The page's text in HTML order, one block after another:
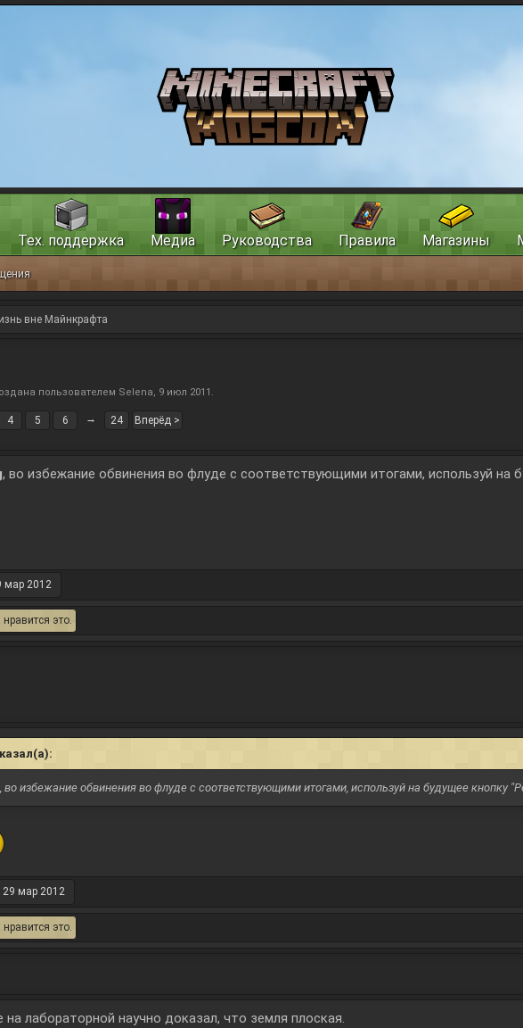
вне Майнкрафта
пользователем Selena, 9 июл 2011 .
4 5 6 → 24 Вперёд >
, во избежание обвинения во флуде с соответствующими итогами, используй на
мар 2012
нравится это.
, во избежание обвинения во флуде с соответствующими итогами, используй на будущее кнопку
29 мар 2012
нравится это.
на лабораторной научно доказал, что земля плоская.
Тех. поддержка Медиа Руководства Правила Магазины